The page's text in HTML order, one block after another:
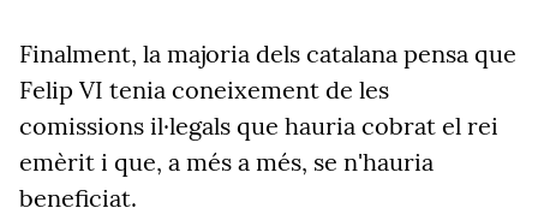
Finalment, la majoria dels catalana pensa que
Felip VI tenia coneixement de les
comissions il·legals que hauria cobrat el rei
emèrit i que, a més a més, se n'hauria
beneficiat.